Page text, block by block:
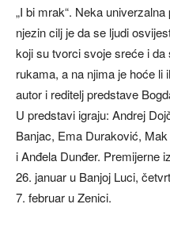
„I bi mrak“. Neka
njezin cilj je da se ljudi
koji su tvorci svoje sreće i da
rukama, a na njima je hoće
autor i reditelj predstave
U predstavi igraju: Andrej
Banjac, Ema Duraković,
i Anđela Dunđer. Premijerne
26. januar u Banjoj Luci,
7. februar u Zenici.